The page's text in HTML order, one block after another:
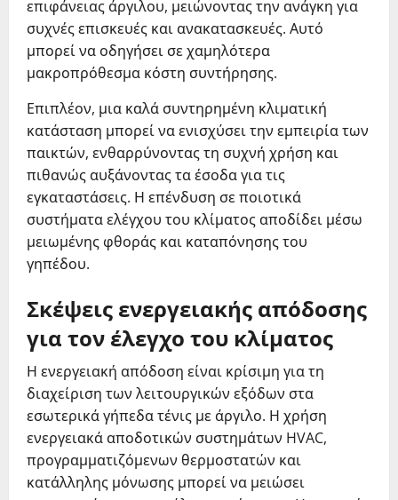
επιφάνειας άργιλου, μειώνοντας την ανάγκη για
συχνές επισκευές και ανακατασκευές. Αυτό
μπορεί να οδηγήσει σε χαμηλότερα
μακροπρόθεσμα κόστη συντήρησης.
Επιπλέον, μια καλά συντηρημένη κλιματική
κατάσταση μπορεί να ενισχύσει την εμπειρία των
παικτών, ενθαρρύνοντας τη συχνή χρήση και
πιθανώς αυξάνοντας τα έσοδα για τις
εγκαταστάσεις. Η επένδυση σε ποιοτικά
συστήματα ελέγχου του κλίματος αποδίδει μέσω
μειωμένης φθοράς και καταπόνησης του
γηπέδου.
Σκέψεις ενεργειακής απόδοσης
για τον έλεγχο του κλίματος
Η ενεργειακή απόδοση είναι κρίσιμη για τη
διαχείριση των λειτουργικών εξόδων στα
εσωτερικά γήπεδα τένις με άργιλο. Η χρήση
ενεργειακά αποδοτικών συστημάτων HVAC,
προγραμματιζόμενων θερμοστατών και
κατάλληλης μόνωσης μπορεί να μειώσει